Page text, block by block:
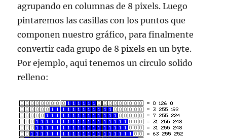
agrupando en columnas de 8 pixels. Luego
pintaremos las casillas con los puntos que
componen nuestro gráfico, para finalmente
convertir cada grupo de 8 pixels en un byte.
Por ejemplo, aqui tenemos un circulo solido
relleno: